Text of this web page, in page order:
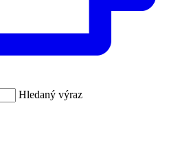
Hledaný výraz